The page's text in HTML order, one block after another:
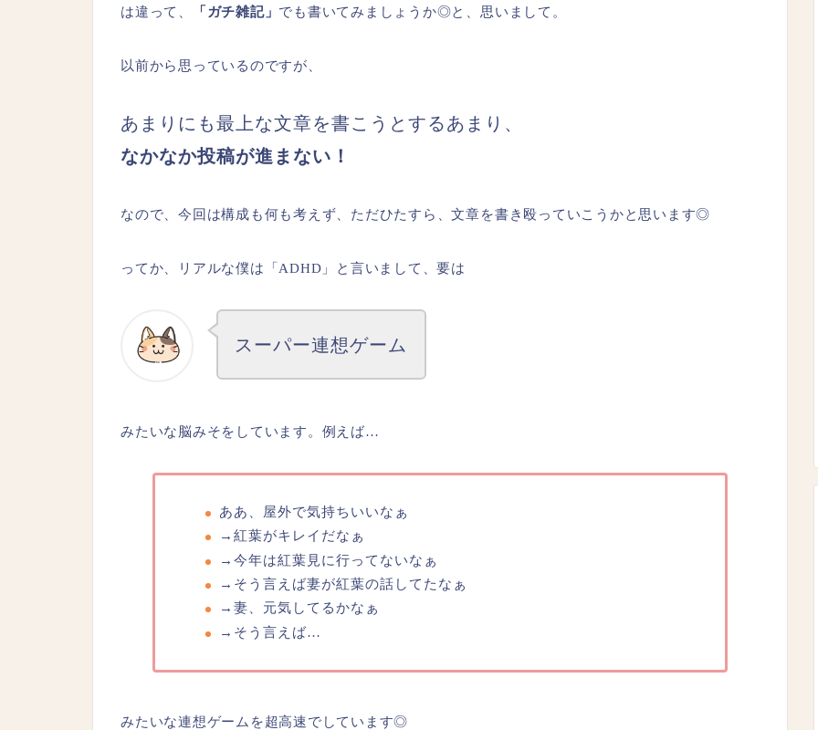
は違って、
「ガチ雑記」 でも書いてみましょうか◎と、思いまして。
以前から思っているのですが、
あまりにも最上な文章を書こうとするあまり、
なかなか投稿が進まない！
なので、今回は構成も何も考えず、ただひたすら、文章を書き殴っていこうかと思います◎
ってか、リアルな僕は「ADHD」と言いまして、要は
スーパー連想ゲーム
みたいな脳みそをしています。例えば…
ああ、屋外で気持ちいいなぁ
→紅葉がキレイだなぁ
→今年は紅葉見に行ってないなぁ
→そう言えば妻が紅葉の話してたなぁ
→妻、元気してるかなぁ
→そう言えば…
みたいな連想ゲームを超高速でしています◎